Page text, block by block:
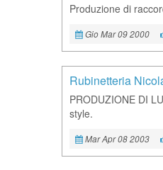
Produzione di
Gio Mar 09 2000
Rubinetteria
PRODUZIONE DI
style.
Mar Apr 08 2003